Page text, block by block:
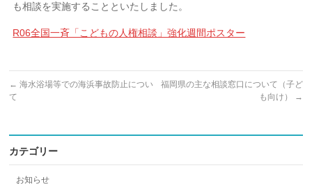
も相談を実施することといたしました。
R06全国一斉「こどもの人権相談」強化週間ポスター
← 海水浴場等での海浜事故防止につい
て
福岡県の主な相談窓口について（子ど
も向け）
→
カテゴリー
お知らせ